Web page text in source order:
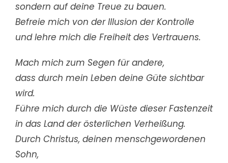
sondern auf deine Treue zu bauen.
Befreie mich von der Illusion der Kontrolle
und lehre mich die Freiheit des Vertrauens.
Mach mich zum Segen für andere,
dass durch mein Leben deine Güte sichtbar
wird.
Führe mich durch die Wüste dieser Fastenzeit
in das Land der österlichen Verheißung.
Durch Christus, deinen menschgewordenen
Sohn,